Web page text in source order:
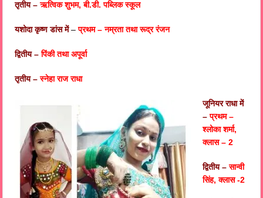
तृतीय –ऋत्विक शुभम, बी.डी. पब्लिक स्कूल
यशोदा कृष्ण डांस में –प्रथम – नम्रता तथा रूद्र रंजन
द्वितीय – पिंकी तथा अपूर्वा
तृतीय – स्नेहा राज राधा
जूनियर राधा में
– प्रथम –
श्लोका शर्मा,
क्लास – 2
द्वितीय – सान्वी
सिंह, क्लास -2